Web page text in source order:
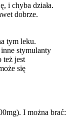
i chyba działa.
dobrze.
tym leku.
stymulanty
też jest
się
I można brać: